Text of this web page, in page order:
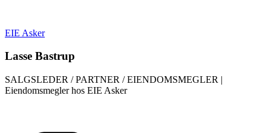
EIE Asker
Lasse Bastrup
SALGSLEDER / PARTNER / EIENDOMSMEGLER |
Eiendomsmegler hos EIE Asker